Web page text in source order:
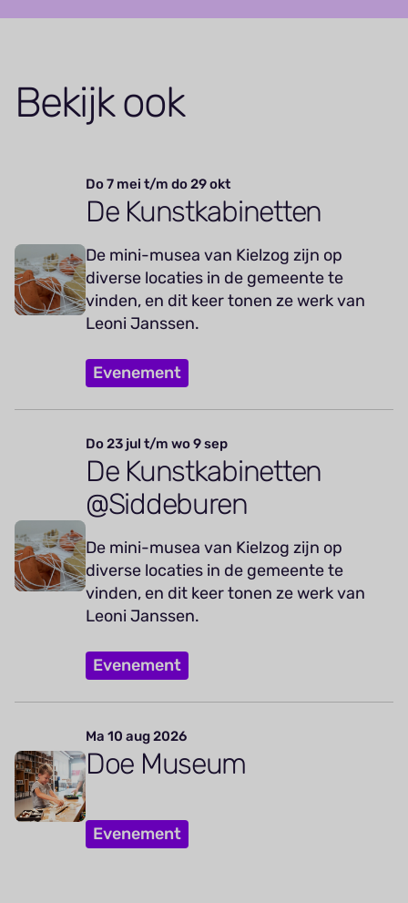
Bekijk ook
Do 7 mei t/m do 29 okt
De Kunstkabinetten
De mini-musea van Kielzog zijn op
diverse locaties in de gemeente te
vinden, en dit keer tonen ze werk van
Leoni Janssen.
Evenement
Do 23 jul t/m wo 9 sep
De Kunstkabinetten
@Siddeburen
De mini-musea van Kielzog zijn op
diverse locaties in de gemeente te
vinden, en dit keer tonen ze werk van
Leoni Janssen.
Evenement
Ma 10 aug 2026
Doe Museum
Evenement